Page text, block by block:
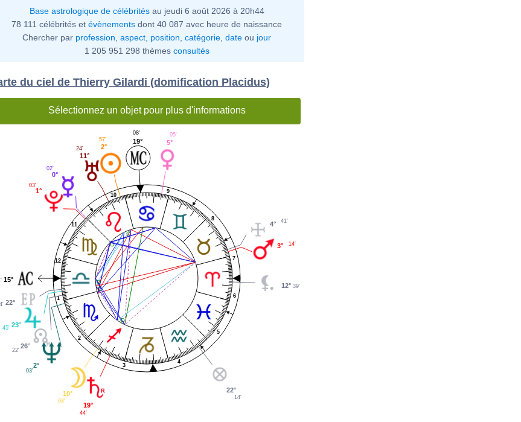
Base astrologique de célébritésau jeudi 6 août 2026 à 20h44
78 111 célébrités et évènements dont 40 087 avec heure de naissance
Chercher par profession aspect position catégorie date ou jour
1 205 951 298 thèmes consultés
du ciel de Thierry Gilardi (domification Placidus)
Sélectionnez un objet pour plus d'informations
1
2
3
4
5
6
7
8
9
10
11
12
3° 14'
4° 41'
5°
05'
19°
08'
2°
57'
11°
24'
0°
02'
1°
03'
15°
22°
23°
45'
26°
22'
2°
03'
10°
08'
19°
44'
22°
14'
12° 39'